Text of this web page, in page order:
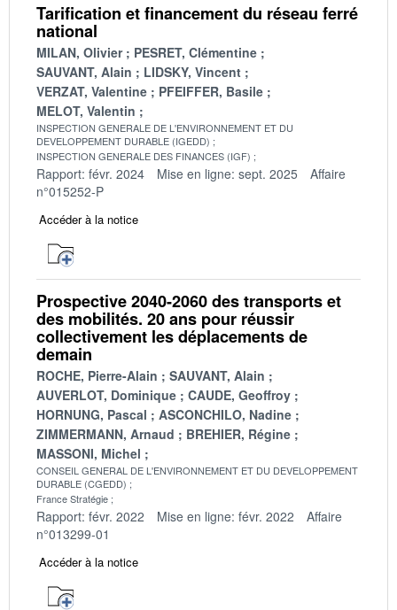
Tarification et financement du réseau ferré
national
MILAN, Olivier
PESRET, Clémentine
SAUVANT, Alain
LIDSKY, Vincent
VERZAT, Valentine
PFEIFFER, Basile
MELOT, Valentin
INSPECTION GENERALE DE L'ENVIRONNEMENT ET DU
DEVELOPPEMENT DURABLE (IGEDD)
INSPECTION GENERALE DES FINANCES (IGF)
Rapport: févr. 2024 Mise en ligne: sept. 2025
Affaire
n°015252-P
Accéder à la notice
Prospective 2040-2060 des transports et
des mobilités. 20 ans pour réussir
collectivement les déplacements de
demain
ROCHE, Pierre-Alain
SAUVANT, Alain
AUVERLOT, Dominique
CAUDE, Geoffroy
HORNUNG, Pascal
ASCONCHILO, Nadine
ZIMMERMANN, Arnaud
BREHIER, Régine
MASSONI, Michel
CONSEIL GENERAL DE L'ENVIRONNEMENT ET DU DEVELOPPEMENT
DURABLE (CGEDD)
France Stratégie
Rapport: févr. 2022 Mise en ligne: févr. 2022
Affaire
n°013299-01
Accéder à la notice